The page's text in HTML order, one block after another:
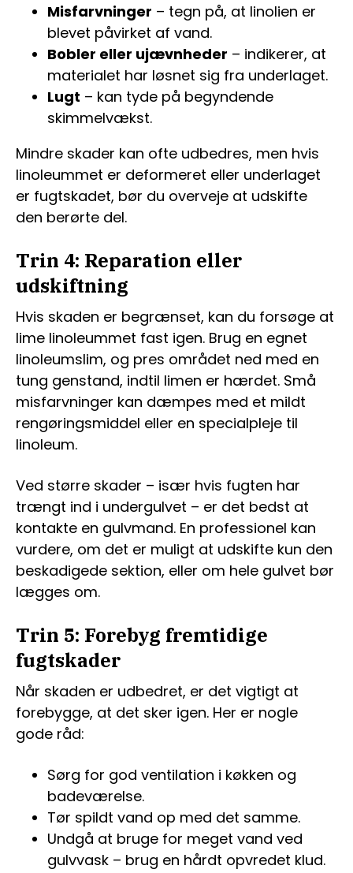
Misfarvninger – tegn på, at linolien er
blevet påvirket af vand.
Bobler eller ujævnheder – indikerer, at
materialet har løsnet sig fra underlaget.
Lugt – kan tyde på begyndende
skimmelvækst.
Mindre skader kan ofte udbedres, men hvis
linoleummet er deformeret eller underlaget
er fugtskadet, bør du overveje at udskifte
den berørte del.
Trin 4: Reparation eller
udskiftning
Hvis skaden er begrænset, kan du forsøge at
lime linoleummet fast igen. Brug en egnet
linoleumslim, og pres området ned med en
tung genstand, indtil limen er hærdet. Små
misfarvninger kan dæmpes med et mildt
rengøringsmiddel eller en specialpleje til
linoleum.
Ved større skader – især hvis fugten har
trængt ind i undergulvet – er det bedst at
kontakte en gulvmand. En professionel kan
vurdere, om det er muligt at udskifte kun den
beskadigede sektion, eller om hele gulvet bør
lægges om.
Trin 5: Forebyg fremtidige
fugtskader
Når skaden er udbedret, er det vigtigt at
forebygge, at det sker igen. Her er nogle
gode råd:
Sørg for god ventilation i køkken og
badeværelse.
Tør spildt vand op med det samme.
Undgå at bruge for meget vand ved
gulvvask – brug en hårdt opvredet klud.